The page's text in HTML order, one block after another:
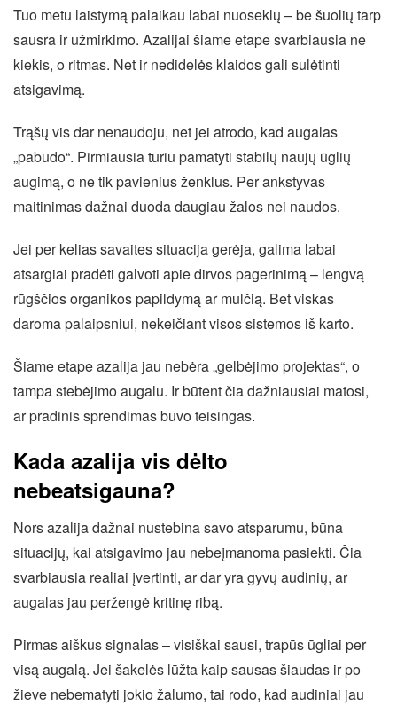
Tuo metu laistymą palaikau labai nuoseklų – be šuolių tarp
sausra ir užmirkimo. Azalijai šiame etape svarbiausia ne
kiekis, o ritmas. Net ir nedidelės klaidos gali sulėtinti
atsigavimą.
Trąšų vis dar nenaudoju, net jei atrodo, kad augalas
„pabudo“. Pirmiausia turiu pamatyti stabilų naujų ūglių
augimą, o ne tik pavienius ženklus. Per ankstyvas
maitinimas dažnai duoda daugiau žalos nei naudos.
Jei per kelias savaites situacija gerėja, galima labai
atsargiai pradėti galvoti apie dirvos pagerinimą – lengvą
rūgščios organikos papildymą ar mulčią. Bet viskas
daroma palaipsniui, nekeičiant visos sistemos iš karto.
Šiame etape azalija jau nebėra „gelbėjimo projektas“, o
tampa stebėjimo augalu. Ir būtent čia dažniausiai matosi,
ar pradinis sprendimas buvo teisingas.
Kada azalija vis dėlto
nebeatsigauna?
Nors azalija dažnai nustebina savo atsparumu, būna
situacijų, kai atsigavimo jau nebeįmanoma pasiekti. Čia
svarbiausia realiai įvertinti, ar dar yra gyvų audinių, ar
augalas jau peržengė kritinę ribą.
Pirmas aiškus signalas – visiškai sausi, trapūs ūgliai per
visą augalą. Jei šakelės lūžta kaip sausas šiaudas ir po
žieve nebematyti jokio žalumo, tai rodo, kad audiniai jau